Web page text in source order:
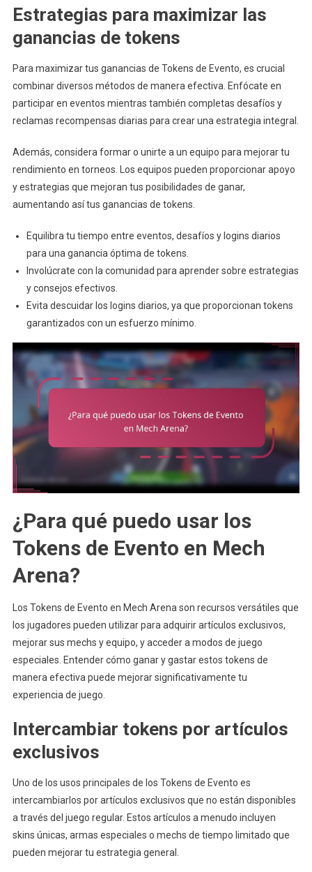
Estrategias para maximizar las
ganancias de tokens
Para maximizar tus ganancias de Tokens de Evento, es crucial
combinar diversos métodos de manera efectiva. Enfócate en
participar en eventos mientras también completas desafíos y
reclamas recompensas diarias para crear una estrategia integral.
Además, considera formar o unirte a un equipo para mejorar tu
rendimiento en torneos. Los equipos pueden proporcionar apoyo
y estrategias que mejoran tus posibilidades de ganar,
aumentando así tus ganancias de tokens.
Equilibra tu tiempo entre eventos, desafíos y logins diarios
para una ganancia óptima de tokens.
Involúcrate con la comunidad para aprender sobre estrategias
y consejos efectivos.
Evita descuidar los logins diarios, ya que proporcionan tokens
garantizados con un esfuerzo mínimo.
¿Para qué puedo usar los
Tokens de Evento en Mech
Arena?
Los Tokens de Evento en Mech Arena son recursos versátiles que
los jugadores pueden utilizar para adquirir artículos exclusivos,
mejorar sus mechs y equipo, y acceder a modos de juego
especiales. Entender cómo ganar y gastar estos tokens de
manera efectiva puede mejorar significativamente tu
experiencia de juego.
Intercambiar tokens por artículos
exclusivos
Uno de los usos principales de los Tokens de Evento es
intercambiarlos por artículos exclusivos que no están disponibles
a través del juego regular. Estos artículos a menudo incluyen
skins únicas, armas especiales o mechs de tiempo limitado que
pueden mejorar tu estrategia general.